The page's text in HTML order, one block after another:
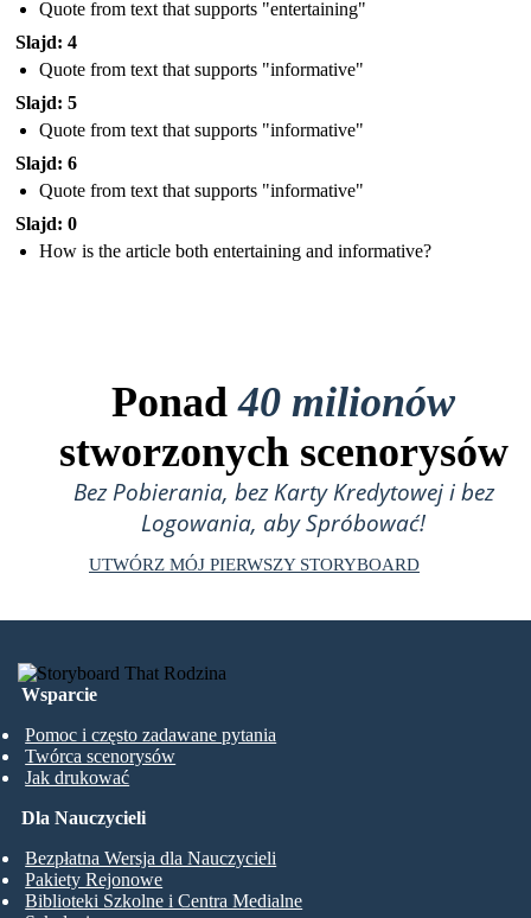
Quote from text that supports "entertaining"
Slajd: 4
Quote from text that supports "informative"
Slajd: 5
Quote from text that supports "informative"
Slajd: 6
Quote from text that supports "informative"
Slajd: 0
How is the article both entertaining and informative?
Ponad40 milionów
stworzonych scenorysów
Bez Pobierania, bez Karty Kredytowej i bez
Logowania, aby Spróbować!
UTWÓRZ MÓJ PIERWSZY STORYBOARD
Wsparcie
Pomoc i często zadawane pytania
Twórca scenorysów
Jak drukować
Dla Nauczycieli
Bezpłatna Wersja dla Nauczycieli
Pakiety Rejonowe
Biblioteki Szkolne i Centra Medialne